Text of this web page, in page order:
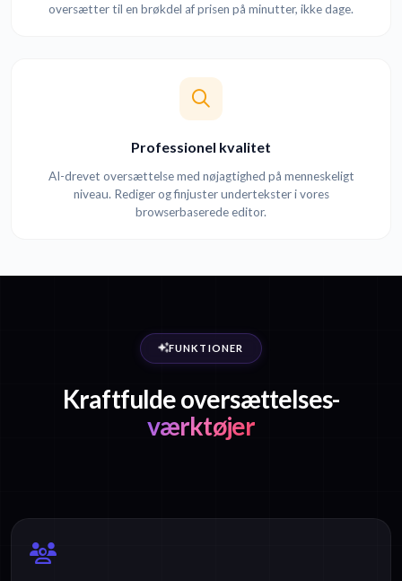
oversætter til en brøkdel af prisen på minutter, ikke dage.
Professionel kvalitet
AI-drevet oversættelse med nøjagtighed på menneskeligt
niveau. Rediger og finjuster undertekster i vores
browserbaserede editor.
FUNKTIONER
Kraftfulde oversættelses-
værktøjer